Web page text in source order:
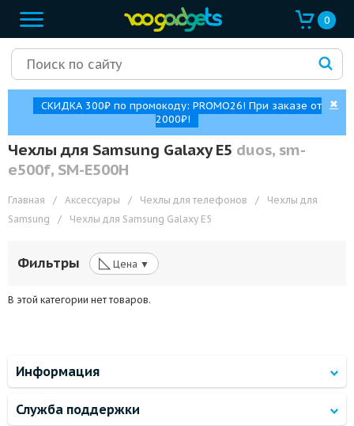
0
СКИДКА 300₽ по промокоду: PROMO26! При заказе от
2000₽!
✖
Чехлы для Samsung Galaxy E5 duos, sm-
e500f, SM-E500H
Главная / Аксессуары / Чехлы для телефонов /
Чехлы для
Samsung
/ Чехлы для Samsung Galaxy E5
Фильтры ◺ Цена ▼
В этой категории нет товаров.
Информация
Служба поддержки